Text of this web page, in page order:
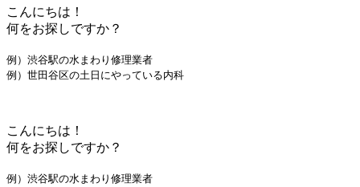
こんにちは！
何をお探しですか？
例）渋谷駅の水まわり修理業者
例）世田谷区の土日にやっている内科
こんにちは！
何をお探しですか？
例）渋谷駅の水まわり修理業者